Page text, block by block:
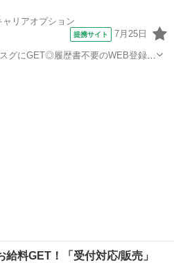
リアオプション
提携サイト 7月25日
グにGET◎履歴書不要のWEB登録
給料GET！「受付対応/販売」